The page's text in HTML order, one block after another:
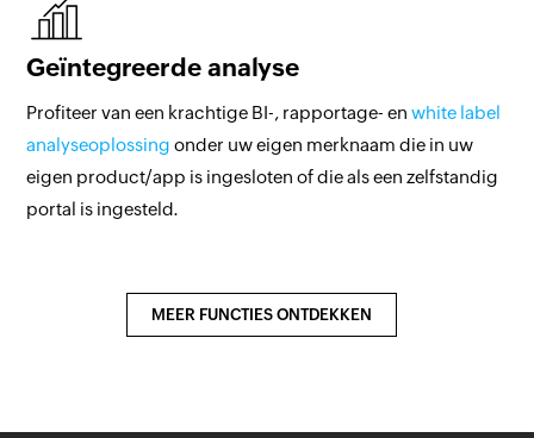
Geïntegreerde analyse
Profiteer van een krachtige BI-, rapportage- enwhite label
analyseoplossing onder uw eigen merknaam die in uw
eigen product/app is ingesloten of die als een zelfstandig
portal is ingesteld.
MEER FUNCTIES ONTDEKKEN